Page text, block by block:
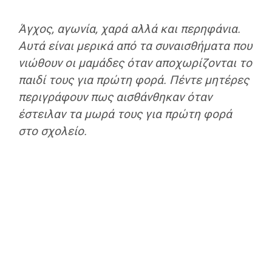
Άγχος, αγωνία, χαρά αλλά και περηφάνια.
Αυτά είναι μερικά από τα συναισθήματα που
νιώθουν οι μαμάδες όταν αποχωρίζονται το
παιδί τους για πρώτη φορά. Πέντε μητέρες
περιγράφουν πως αισθάνθηκαν όταν
έστειλαν τα μωρά τους για πρώτη φορά
στο σχολείο.